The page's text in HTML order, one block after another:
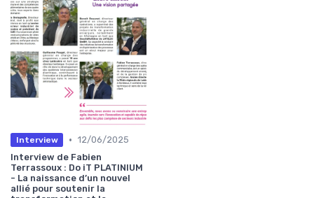
Interview • 12/06/2025
Interview de Fabien
Terrassoux : Do iT PLATINIUM
- La naissance d’un nouvel
allié pour soutenir la